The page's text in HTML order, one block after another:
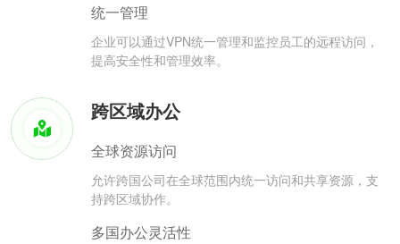
统一管理
企业可以通过VPN统一管理和监控员工的远程访问，
提高安全性和管理效率。
跨区域办公
全球资源访问
允许跨国公司在全球范围内统一访问和共享资源，支
持跨区域协作。
多国办公灵活性